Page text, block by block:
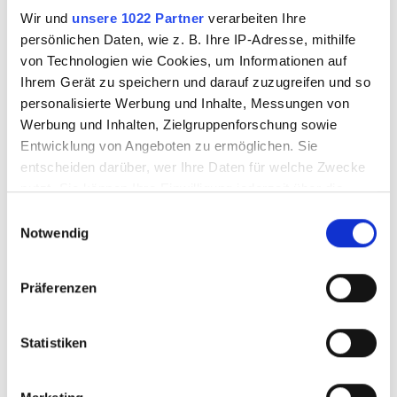
Wir und unsere 1022 Partner verarbeiten Ihre
persönlichen Daten, wie z. B. Ihre IP-Adresse, mithilfe
von Technologien wie Cookies, um Informationen auf
Ihrem Gerät zu speichern und darauf zuzugreifen und so
personalisierte Werbung und Inhalte, Messungen von
Werbung und Inhalten, Zielgruppenforschung sowie
Entwicklung von Angeboten zu ermöglichen. Sie
entscheiden darüber, wer Ihre Daten für welche Zwecke
nutzt. Sie können Ihre Einwilligung jederzeit über die
Trigger Symbol ändern oder widerrufen
Informationen über Ihre geografische Lage
können
bestimmten Merkmalen (Fingerprinting) identifizieren
Notwendig
Präferenzen
Statistiken
Dichroic Stringer
Dichroic Stringer